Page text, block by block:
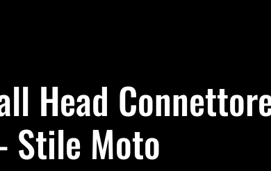
Head
Stile Moto